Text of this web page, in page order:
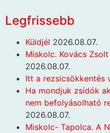
Legfrissebb
Küldjél 2026.08.07.
Miskolc. Kovács
2026.08.07.
Itt a rezsicsökkentés
Ha mondjuk zsídók
nem befolyásolható
2026.08.07.
Miskolc- Tapolca. A